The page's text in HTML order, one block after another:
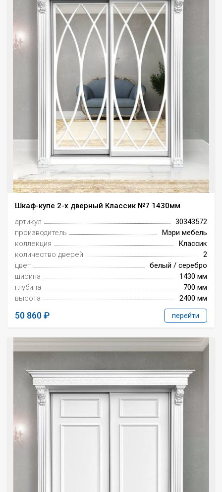
Шкаф-купе 2-х дверный Классик №7 1430мм
артикул
30343572
производитель
Мэри мебель
коллекция
Классик
количество дверей
2
цвет
белый / серебро
ширина
1430 мм
глубина
700 мм
высота
2400 мм
50 860 перейти